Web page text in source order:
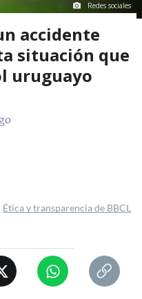
Redes sociales
accidente
situación que
uruguayo
Ética y transparencia de BBCL